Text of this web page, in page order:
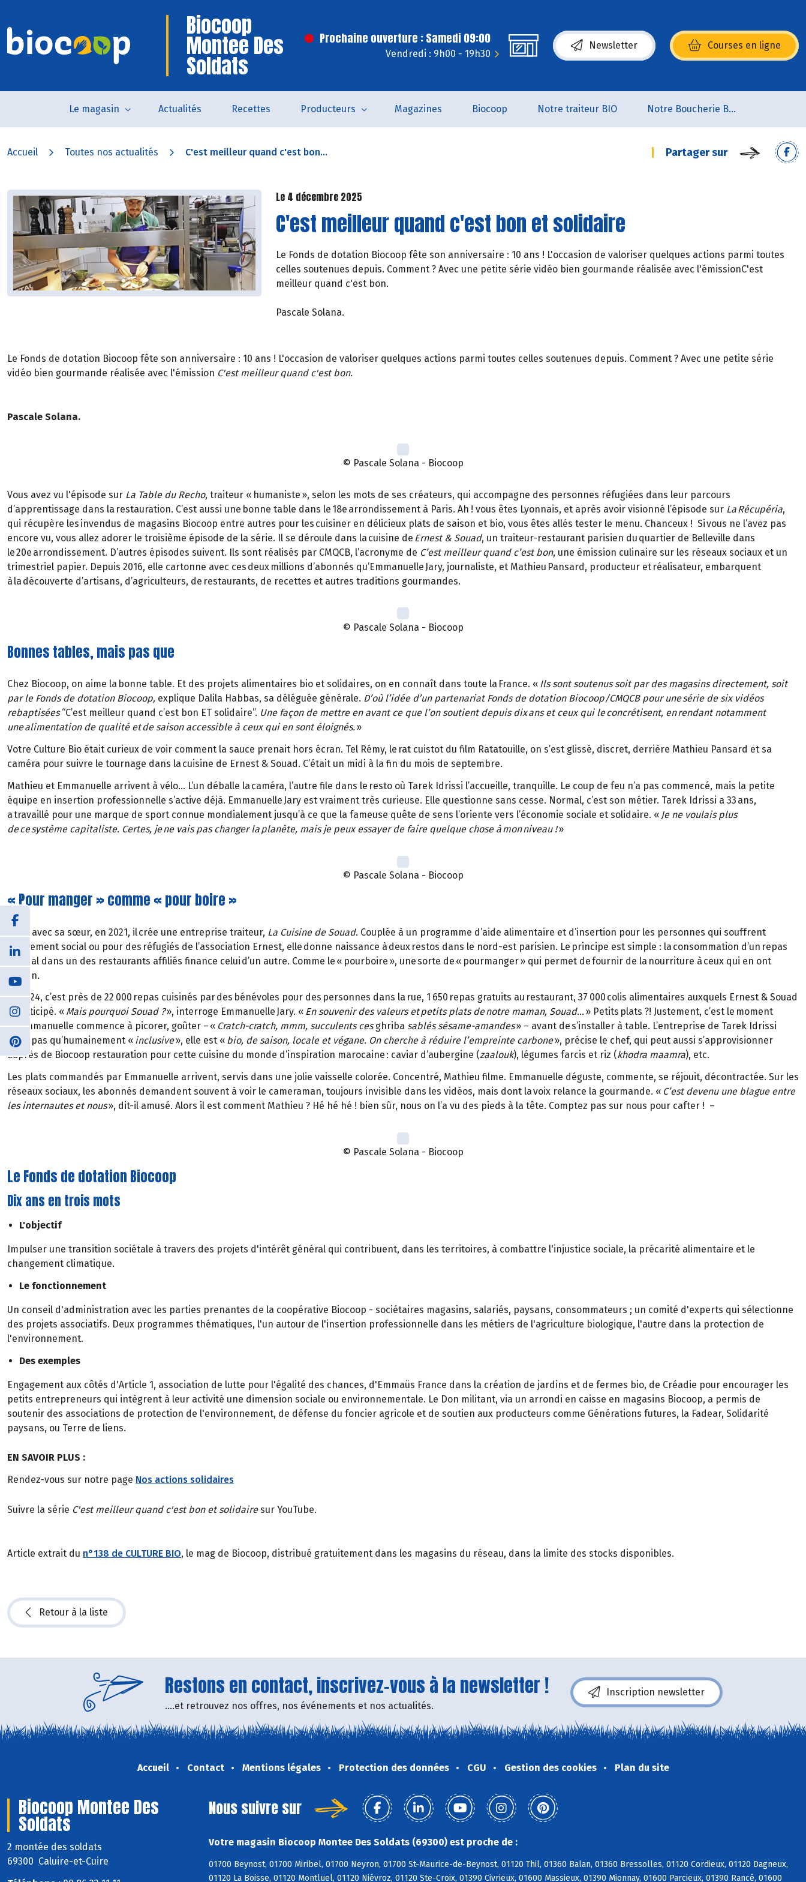
Biocoop
Montee Des
Soldats
Prochaine ouverture : Samedi 09:00
Vendredi : 9h00 - 19h30
Newsletter Courses en ligne
(s’ouvre dans une nouvelle fenêtre)
Le magasin Actualités Recettes Producteurs Magazines Biocoop Notre traiteur BIO Notre Boucherie BIO
Accueil Toutes nos actualités C'est meilleur quand c'est bon... Partager sur
Le 4 décembre 2025
C'est meilleur quand c'est bon et solidaire
Le Fonds de dotation Biocoop fête son anniversaire : 10 ans ! L'occasion de valoriser quelques actions parmi toutes
celles soutenues depuis. Comment ? Avec une petite série vidéo bien gourmande réalisée avec l'émissionC'est
meilleur quand c'est bon.
Pascale Solana.
Le Fonds de dotation Biocoop fête son anniversaire : 10 ans ! L'occasion de valoriser quelques actions parmi toutes celles soutenues depuis. Comment ? Avec une petite série
vidéo bien gourmande réalisée avec l'émission C'est meilleur quand c'est bon.
Pascale Solana.
© Pascale Solana - Biocoop
Vous avez vu l'épisode sur La Table du Recho, traiteur « humaniste », selon les mots de ses créateurs, qui accompagne des personnes réfugiées dans leur parcours
d’apprentissage dans la restauration. C’est aussi une bonne table dans le 18e arrondissement à Paris. Ah ! vous êtes Lyonnais, et après avoir visionné l’épisode sur La Récupéria,
qui récupère les invendus de magasins Biocoop entre autres pour les cuisiner en délicieux plats de saison et bio, vous êtes allés tester le menu. Chanceux ! Si vous ne l’avez pas
encore vu, vous allez adorer le troisième épisode de la série. Il se déroule dans la cuisine de Ernest & Souad, un traiteur-restaurant parisien du quartier de Belleville dans
le 20e arrondissement. D’autres épisodes suivent. Ils sont réalisés par CMQCB, l’acronyme de C’est meilleur quand c’est bon, une émission culinaire sur les réseaux sociaux et un
trimestriel papier. Depuis 2016, elle cartonne avec ces deux millions d’abonnés qu’Emmanuelle Jary, journaliste, et Mathieu Pansard, producteur et réalisateur, embarquent
à la découverte d’artisans, d’agriculteurs, de restaurants, de recettes et autres traditions gourmandes.
© Pascale Solana - Biocoop
Bonnes tables, mais pas que
Chez Biocoop, on aime la bonne table. Et des projets alimentaires bio et solidaires, on en connaît dans toute la France. « Ils sont soutenus soit par des magasins directement, soit
par le Fonds de dotation Biocoop, explique Dalila Habbas, sa déléguée générale. D’où l’idée d’un partenariat Fonds de dotation Biocoop/CMQCB pour une série de six vidéos
rebaptisées“C’est meilleur quand c’est bon ET solidaire”. Une façon de mettre en avant ce que l’on soutient depuis dix ans et ceux qui le concrétisent, en rendant notamment
une alimentation de qualité et de saison accessible à ceux qui en sont éloignés.»
Votre Culture Bio était curieux de voir comment la sauce prenait hors écran. Tel Rémy, le rat cuistot du film Ratatouille, on s’est glissé, discret, derrière Mathieu Pansard et sa
caméra pour suivre le tournage dans la cuisine de Ernest & Souad. C’était un midi à la fin du mois de septembre.
Mathieu et Emmanuelle arrivent à vélo… L’un déballe la caméra, l’autre file dans le resto où Tarek Idrissi l’accueille, tranquille. Le coup de feu n’a pas commencé, mais la petite
équipe en insertion professionnelle s’active déjà. Emmanuelle Jary est vraiment très curieuse. Elle questionne sans cesse. Normal, c’est son métier. Tarek Idrissi a 33 ans,
a travaillé pour une marque de sport connue mondialement jusqu’à ce que la fameuse quête de sens l’oriente vers l’économie sociale et solidaire. « Je ne voulais plus
de ce système capitaliste. Certes, je ne vais pas changer la planète, mais je peux essayer de faire quelque chose à mon niveau !»
© Pascale Solana - Biocoop
« Pour manger » comme « pour boire »
Alors avec sa sœur, en 2021, il crée une entreprise traiteur, La Cuisine de Souad. Couplée à un programme d’aide alimentaire et d’insertion pour les personnes qui souffrent
d’isolement social ou pour des réfugiés de l’association Ernest, elle donne naissance à deux restos dans le nord-est parisien. Le principe est simple : la consommation d’un repas
normal dans un des restaurants affiliés finance celui d’un autre. Comme le « pourboire », une sorte de « pourmanger » qui permet de fournir de la nourriture à ceux qui en ont
besoin.
En 2024, c’est près de 22 000 repas cuisinés par des bénévoles pour des personnes dans la rue, 1 650 repas gratuits au restaurant, 37 000 colis alimentaires auxquels Ernest & Souad
a participé. « Mais pourquoi Souad ?», interroge Emmanuelle Jary. « En souvenir des valeurs et petits plats de notre maman, Souad…» Petits plats ?! Justement, c’est le moment
où Emmanuelle commence à picorer, goûter – « Cratch-cratch, mmm, succulents cesghriba sablés sésame-amandes» – avant de s’installer à table. L’entreprise de Tarek Idrissi
n’est pas qu’humainement « inclusive», elle est « bio, de saison, locale et végane. On cherche à réduire l’empreinte carbone», précise le chef, qui peut aussi s’approvisionner
auprès de Biocoop restauration pour cette cuisine du monde d’inspiration marocaine : caviar d’aubergine (zaalouk), légumes farcis et riz (khodra maamra), etc.
Les plats commandés par Emmanuelle arrivent, servis dans une jolie vaisselle colorée. Concentré, Mathieu filme. Emmanuelle déguste, commente, se réjouit, décontractée. Sur les
réseaux sociaux, les abonnés demandent souvent à voir le cameraman, toujours invisible dans les vidéos, mais dont la voix relance la gourmande. « C’est devenu une blague entre
les internautes et nous», dit-il amusé. Alors il est comment Mathieu ? Hé hé hé ! bien sûr, nous on l’a vu des pieds à la tête. Comptez pas sur nous pour cafter ! –
© Pascale Solana - Biocoop
Le Fonds de dotation Biocoop
Dix ans en trois mots
L'objectif
Impulser une transition sociétale à travers des projets d'intérêt général qui contribuent, dans les territoires, à combattre l'injustice sociale, la précarité alimentaire et le
changement climatique.
Le fonctionnement
Un conseil d'administration avec les parties prenantes de la coopérative Biocoop - sociétaires magasins, salariés, paysans, consommateurs ; un comité d'experts qui sélectionne
des projets associatifs. Deux programmes thématiques, l'un autour de l'insertion professionnelle dans les métiers de l'agriculture biologique, l'autre dans la protection de
l'environnement.
Des exemples
Engagement aux côtés d'Article 1, association de lutte pour l'égalité des chances, d'Emmaüs France dans la création de jardins et de fermes bio, de Créadie pour encourager les
petits entrepreneurs qui intègrent à leur activité une dimension sociale ou environnementale. Le Don militant, via un arrondi en caisse en magasins Biocoop, a permis de
soutenir des associations de protection de l'environnement, de défense du foncier agricole et de soutien aux producteurs comme Générations futures, la Fadear, Solidarité
paysans, ou Terre de liens.
EN SAVOIR PLUS :
Rendez-vous sur notre page Nos actions solidaires
Suivre la série C'est meilleur quand c'est bon et solidairesur YouTube.
Article extrait du n°138 de CULTURE BIO, le mag de Biocoop, distribué gratuitement dans les magasins du réseau, dans la limite des stocks disponibles.
Retour à la liste
Restons en contact, inscrivez-vous à la newsletter !
....et retrouvez nos offres, nos événements et nos actualités.
Inscription newsletter
Accueil Contact Mentions légales Protection des données CGU Gestion des cookies Plan du site
Biocoop Montee Des
Soldats
2 montée des soldats
69300 Caluire-et-Cuire
Nous suivre sur
Votre magasin Biocoop Montee Des Soldats (69300) est proche de :
01700 Beynost, 01700 Miribel, 01700 Neyron, 01700 St-Maurice-de-Beynost, 01120 Thil, 01360 Balan, 01360 Bressolles, 01120 Cordieux, 01120 Dagneux,
01120 La Boisse, 01120 Montluel, 01120 Niévroz, 01120 Ste-Croix, 01390 Civrieux, 01600 Massieux, 01390 Mionnay, 01600 Parcieux, 01390 Rancé, 01600